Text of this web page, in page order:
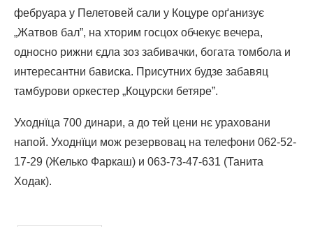
фебруара у Пелетовей сали у Коцуре орґанизує
„Жатвов бал”, на хторим госцох обчекує вечера,
односно рижни єдла зоз забивачки, богата томбола и
интересантни бависка. Присутних будзе забавяц
тамбурови оркестер „Коцурски бетяре”.
Уходнїца 700 динари, а до тей цени нє ураховани
напой. Уходнїци мож резервовац на телефони 062-52-
17-29 (Желько Фаркаш) и 063-73-47-631 (Танита
Ходак).